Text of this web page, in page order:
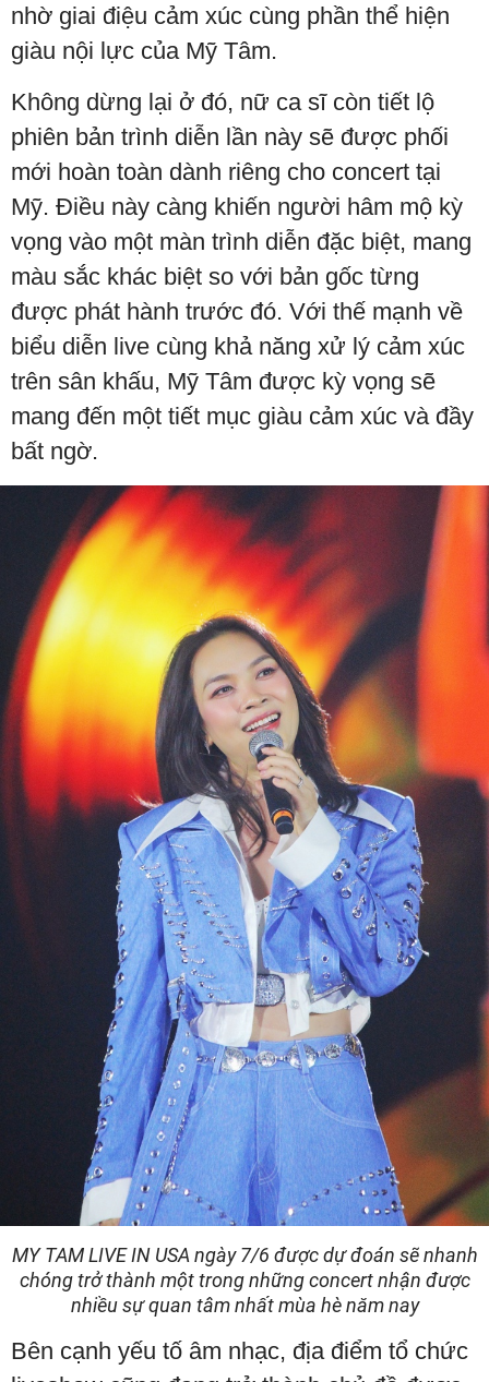
nhờ giai điệu cảm xúc cùng phần thể hiện
giàu nội lực của Mỹ Tâm.
Không dừng lại ở đó, nữ ca sĩ còn tiết lộ
phiên bản trình diễn lần này sẽ được phối
mới hoàn toàn dành riêng cho concert tại
Mỹ. Điều này càng khiến người hâm mộ kỳ
vọng vào một màn trình diễn đặc biệt, mang
màu sắc khác biệt so với bản gốc từng
được phát hành trước đó. Với thế mạnh về
biểu diễn live cùng khả năng xử lý cảm xúc
trên sân khấu, Mỹ Tâm được kỳ vọng sẽ
mang đến một tiết mục giàu cảm xúc và đầy
bất ngờ.
MY TAM LIVE IN USA ngày 7/6 được dự đoán sẽ nhanh
chóng trở thành một trong những concert nhận được
nhiều sự quan tâm nhất mùa hè năm nay
Bên cạnh yếu tố âm nhạc, địa điểm tổ chức